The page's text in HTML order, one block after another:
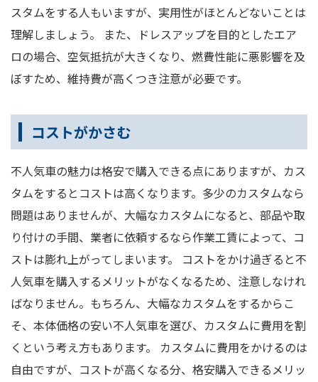
スタムをする人もいますが、実用性がほとんどないことは
理解しましょう。 また、ドレスアップを目的としたエア
ロの場合、空気抵抗が大きくなり、燃費性能に悪影響を及
ぼすため、維持費が高くつき注意が必要です。
コストがかさむ
不人気車の魅力は格安で購入できる点にありますが、カス
タムをするとコストは高くなります。多少のカスタムなら
問題はありませんが、大幅なカスタムになると、部品や取
り付けの手間、業者に依頼するなら作業工賃によって、コ
ストは膨れ上がってしまいます。 コストをかけ過ぎると不
人気車を購入するメリットがなくなるため、注意しなけれ
ばなりません。もちろん、大幅なカスタムをするからこ
そ、本体価格の安い不人気車を選び、カスタムに費用を割
くという考え方もあります。 カスタムに費用をかけるのは
自由ですが、コストが高くなる分、格安購入できるメリッ